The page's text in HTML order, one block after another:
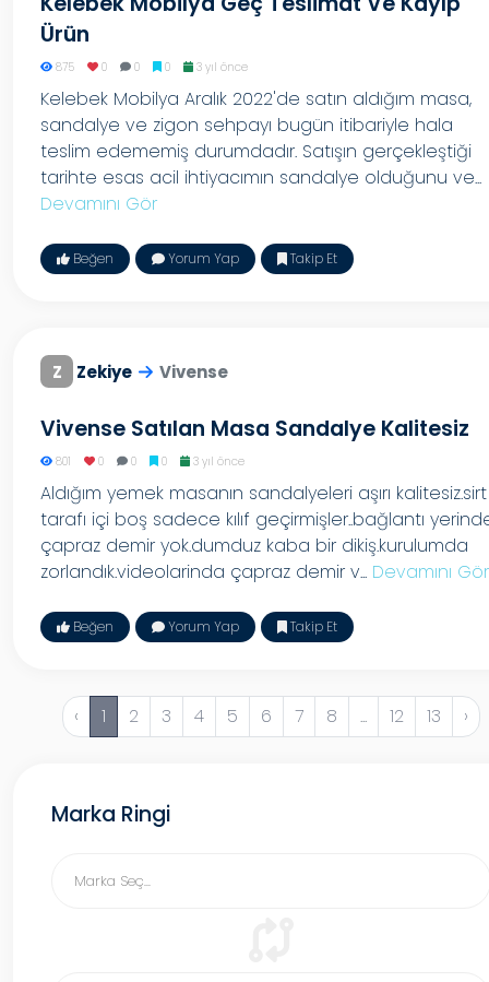
Ürün
875 0 0 0 3 yıl önce
Kelebek Mobilya Aralık 2022'de satın aldığım masa,
sandalye ve zigon sehpayı bugün itibariyle hala
teslim edememiş durumdadır. Satışın gerçekleştiği
tarihte esas acil ihtiyacımın sandalye olduğunu ve...
Devamını Gör
Beğen Yorum Yap Takip Et
Z Zekiye Vivense
Vivense Satılan Masa Sandalye Kalitesiz
801 0 0 0 3 yıl önce
Aldığım yemek masanın sandalyeleri aşırı kalitesiz.sirt
tarafı içi boş sadece kılıf geçirmişler..bağlantı
çapraz demir yok.dumduz kaba bir dikiş.kurulumda
zorlandık.videolarinda çapraz demir v... Devamını Gör
Beğen Yorum Yap Takip Et
‹ 1 2 3 4 5 6 7 8 ... 12 13 ›
Marka Ringi